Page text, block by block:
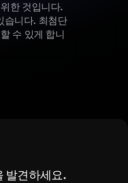
한 것입니다.
습니다. 최첨단
수 있게 합니
발견하세요.